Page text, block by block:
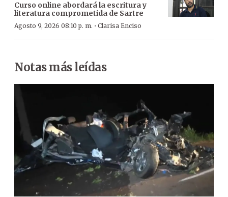
Curso online abordará la escritura y
literatura comprometida de Sartre
Agosto 9, 2026 08:10 p. m. · Clarisa Enciso
Notas más leídas